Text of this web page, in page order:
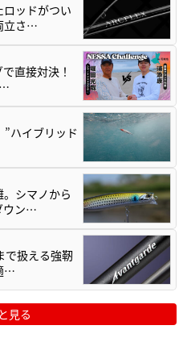
ッドがつい
立さ…
直接対決！
”ハイブリッド
シマノから
ウン…
で扱える強靭
…
見る